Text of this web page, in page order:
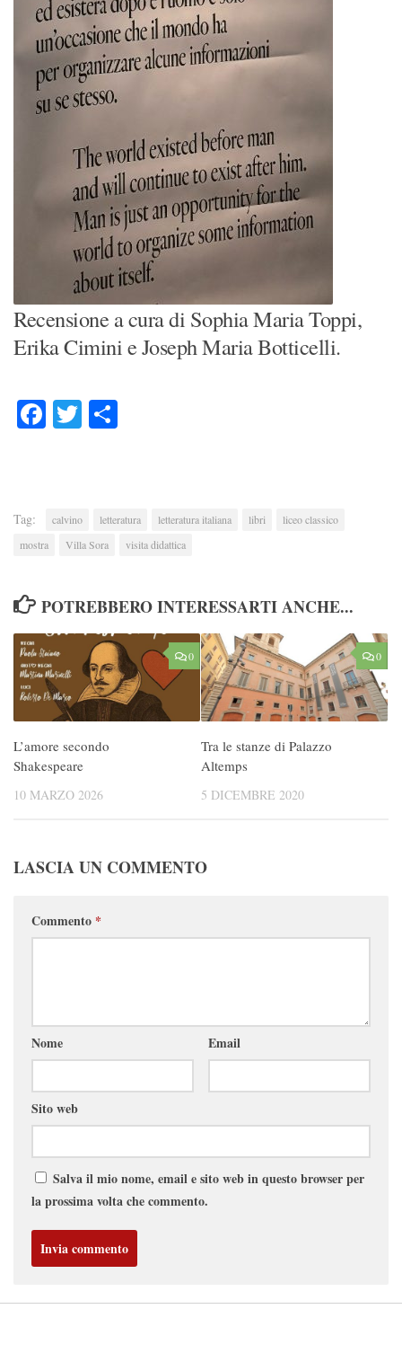
Recensione a cura di Sophia Maria Toppi,
Erika Cimini e Joseph Maria Botticelli.
FacebookTwitter
Tag: calvino letteratura letteratura italiana libri
liceo classico
mostra
Villa Sora visita didattica
POTREBBERO INTERESSARTI ANCHE...
0
L’amore secondo
Shakespeare
10 MARZO 2026
0
Tra le stanze di Palazzo
Altemps
5 DICEMBRE 2020
LASCIA UN COMMENTO
Commento *
Nome Email
Sito web
Salva il mio nome, email e sito web in questo browser per
la prossima volta che commento.